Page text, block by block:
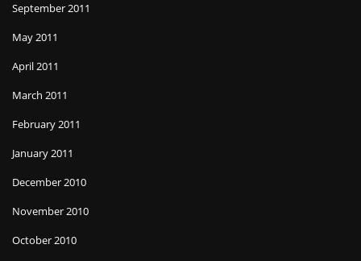
September 2011
May 2011
April 2011
March 2011
February 2011
January 2011
December 2010
November 2010
October 2010